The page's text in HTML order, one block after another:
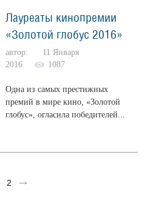
Лауреаты кинопремии
«Золотой глобус 2016»
автор: 11 Января
2016
1087
Одна из самых престижных
премий в мире кино, «Золотой
глобус», огласила победителей...
2